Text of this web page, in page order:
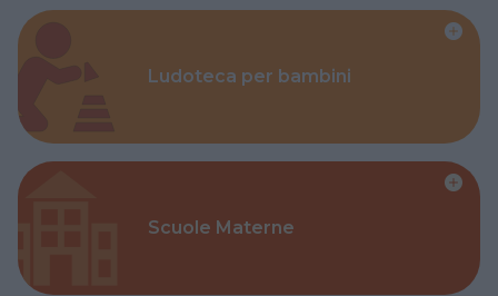
Ludoteca per bambini
Scuole Materne